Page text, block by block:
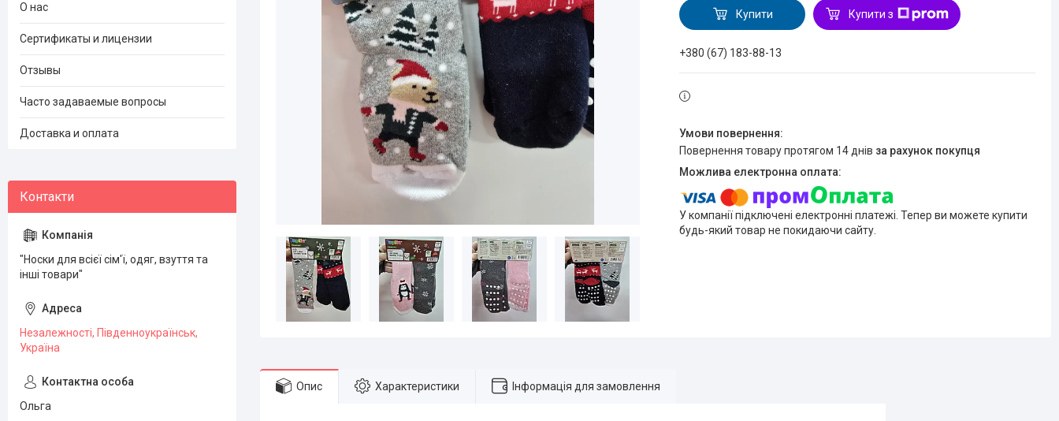
Купити Купити з
+380 (67) 183-88-13
повернення товару протягом 14 днів за рахунок покупця
У компанії підключені електронні платежі. Тепер ви можете купити
будь-який товар не покидаючи сайту.
Опис Характеристики Інформація для замовлення
О нас
Сертификаты и лицензии
Отзывы
Часто задаваемые вопросы
Доставка и оплата
"Носки для всієї сім'ї, одяг, взуття та
інші товари"
Незалежності, Південноукраїнськ,
Україна
Ольга